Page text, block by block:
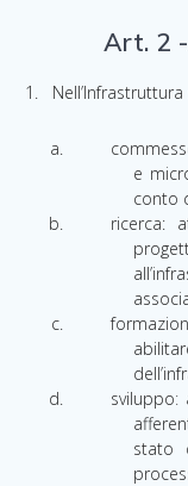
Art. 2
e
conto
ricerca:
sviluppo:
stato